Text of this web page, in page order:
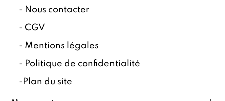
- Nous contacter
-CGV
- Mentions légales
- Politique de confidentialité
- Plan du site